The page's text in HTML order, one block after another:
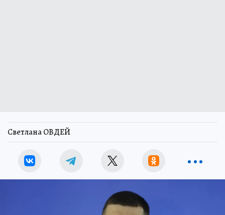
Светлана ОВДЕЙ